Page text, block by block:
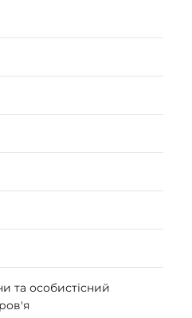
та особистісний